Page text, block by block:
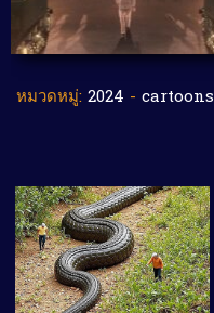
หมวดหมู่: 2024 - cartoons